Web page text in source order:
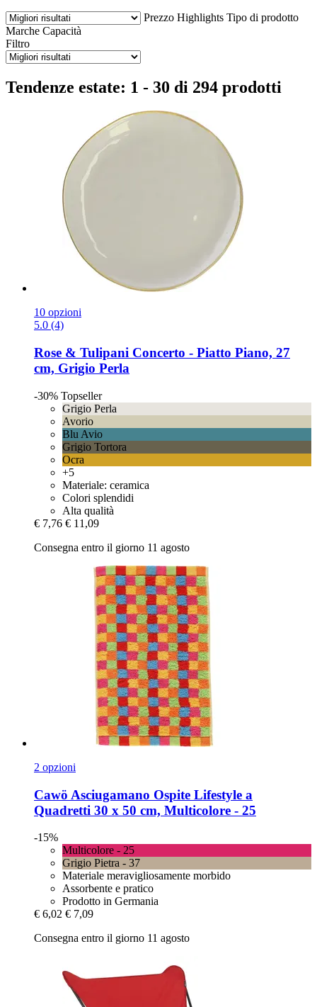
Prezzo Highlights Tipo di prodotto
Marche Capacità
Filtro
Tendenze estate: 1 - 30 di 294 prodotti
10 opzioni
5.0 (4)
Rose & Tulipani Concerto -​ Piatto Piano, 27
cm, Grigio Perla
-30% Topseller
Grigio Perla
Avorio
Blu Avio
Grigio Tortora
Ocra
+5
Materiale: ceramica
Colori splendidi
Alta qualità
€ 7,76 € 11,09
Consegna entro il giorno 11 agosto
2 opzioni
Cawö Asciugamano Ospite Lifestyle a
Quadretti 30 x 50 cm, Multicolore -​ 25
-15%
Multicolore - 25
Grigio Pietra - 37
Materiale meravigliosamente morbido
Assorbente e pratico
Prodotto in Germania
€ 6,02 € 7,09
Consegna entro il giorno 11 agosto